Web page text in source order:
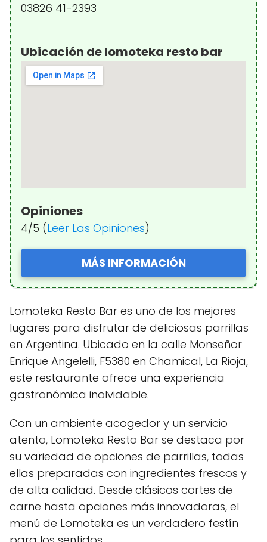
03826 41-2393
Ubicación de lomoteka resto bar
Opiniones
4/5 (Leer Las Opiniones)
MÁS INFORMACIÓN
Lomoteka Resto Bar es uno de los mejores
lugares para disfrutar de deliciosas parrillas
en Argentina. Ubicado en la calle Monseñor
Enrique Angelelli, F5380 en Chamical, La Rioja,
este restaurante ofrece una experiencia
gastronómica inolvidable.
Con un ambiente acogedor y un servicio
atento, Lomoteka Resto Bar se destaca por
su variedad de opciones de parrillas, todas
ellas preparadas con ingredientes frescos y
de alta calidad. Desde clásicos cortes de
carne hasta opciones más innovadoras, el
menú de Lomoteka es un verdadero festín